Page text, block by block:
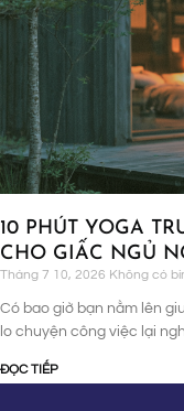
10 PHÚT YOGA
CHO GIẤC NGỦ
Tháng 7 10, 2026 Không có
Có bao giờ bạn nằm lên
lo chuyện công việc lại
ĐỌC TIẾP